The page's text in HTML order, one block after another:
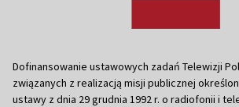
Dofinansowanie ustawowych zadań Telewizji
związanych z realizacją misji publicznej
ustawy z dnia 29 grudnia 1992 r. o radiofonii i